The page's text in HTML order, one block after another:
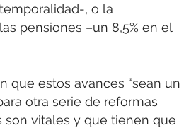
, o la
pensiones –un 8,5% en el
que estos avances “sean un
otra serie de reformas
son vitales y que tienen que